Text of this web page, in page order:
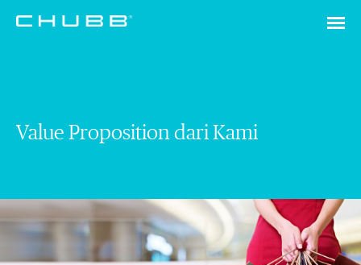
Value Proposition dari Kami